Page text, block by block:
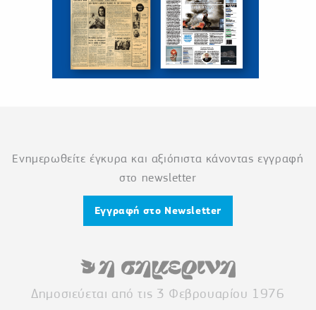
Ενημερωθείτε έγκυρα και αξιόπιστα κάνοντας εγγραφή
στο newsletter
Εγγραφή στο Newsletter
Δημοσιεύεται από τις 3 Φεβρουαρίου 1976